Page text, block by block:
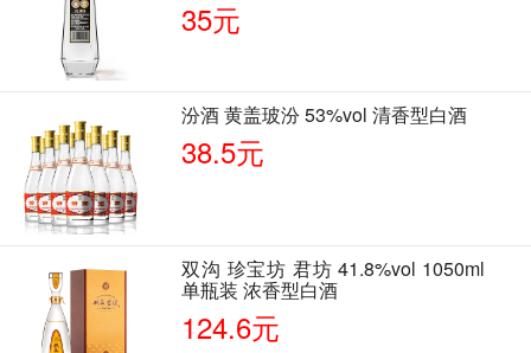
35元
汾酒 黄盖玻汾 53%vol 清香型白酒
38.5元
双沟 珍宝坊 君坊 41.8%vol 1050ml
单瓶装 浓香型白酒
124.6元